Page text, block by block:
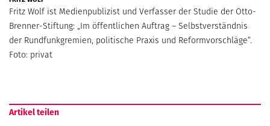
Fritz Wolf ist Medienpublizist und Verfasser der Studie der Otto-
Brenner-Stiftung: „Im öffentlichen Auftrag – Selbstverständnis
der Rundfunkgremien, politische Praxis und Reformvorschläge“.
Foto: privat
Artikel teilen